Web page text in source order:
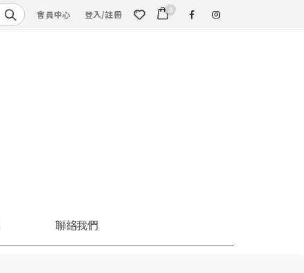
會員中心 登入/註冊 1
聯絡我們